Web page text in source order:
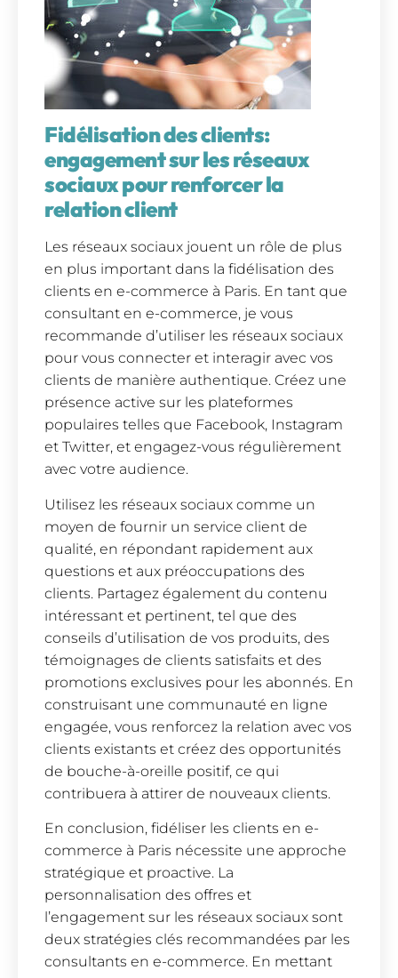
Fidélisation des clients:
engagement sur les réseaux
sociaux pour renforcer la
relation client
Les réseaux sociaux jouent un rôle de plus
en plus important dans la fidélisation des
clients en e-commerce à Paris. En tant que
consultant en e-commerce, je vous
recommande d’utiliser les réseaux sociaux
pour vous connecter et interagir avec vos
clients de manière authentique. Créez une
présence active sur les plateformes
populaires telles que Facebook, Instagram
et Twitter, et engagez-vous régulièrement
avec votre audience.
Utilisez les réseaux sociaux comme un
moyen de fournir un service client de
qualité, en répondant rapidement aux
questions et aux préoccupations des
clients. Partagez également du contenu
intéressant et pertinent, tel que des
conseils d’utilisation de vos produits, des
témoignages de clients satisfaits et des
promotions exclusives pour les abonnés. En
construisant une communauté en ligne
engagée, vous renforcez la relation avec vos
clients existants et créez des opportunités
de bouche-à-oreille positif, ce qui
contribuera à attirer de nouveaux clients.
En conclusion, fidéliser les clients en e-
commerce à Paris nécessite une approche
stratégique et proactive. La
personnalisation des offres et
l’engagement sur les réseaux sociaux sont
deux stratégies clés recommandées par les
consultants en e-commerce. En mettant